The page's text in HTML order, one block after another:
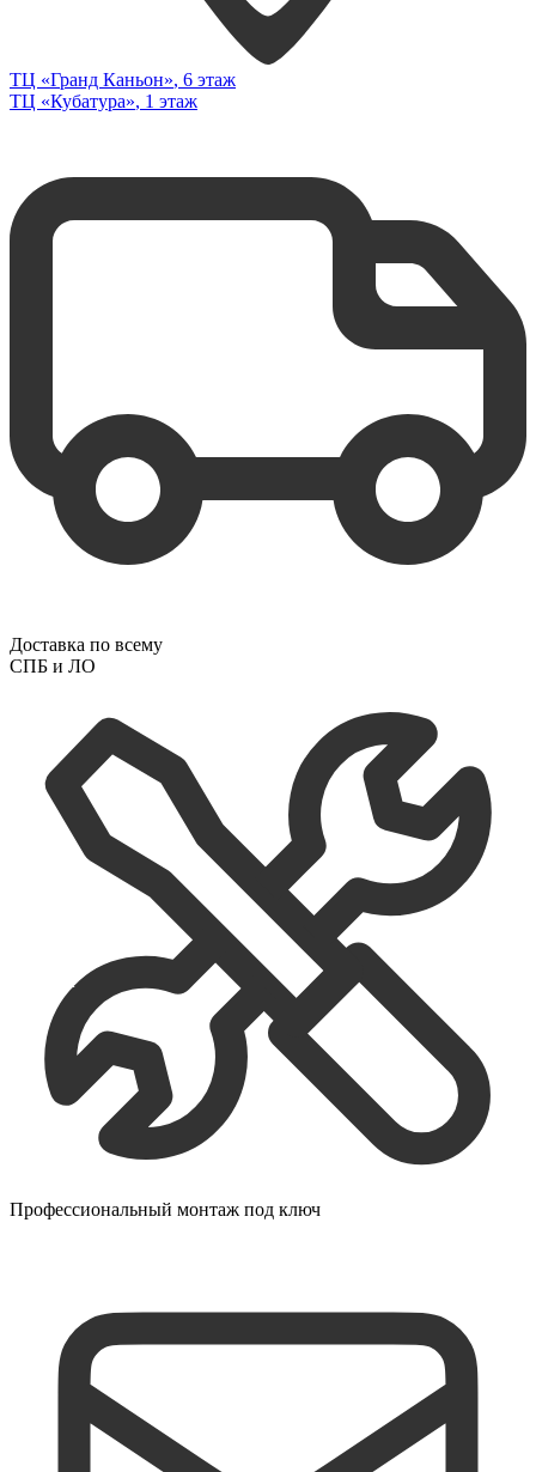
ТЦ «Гранд Каньон», 6 этаж
ТЦ «Кубатура», 1 этаж
Доставка по всему
СПБ и ЛО
Профессиональный монтаж под ключ